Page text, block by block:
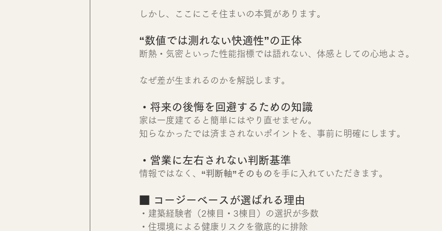
しかし、ここにこそ住まいの本質があります。
“数値では測れない快適性”の正体
断熱・気密といった性能指標では語れない、体感としての心地よさ。
なぜ差が生まれるのかを解説します。
・将来の後悔を回避するための知識
家は一度建てると簡単にはやり直せません。
知らなかったでは済まされないポイントを、事前に明確にします。
・営業に左右されない判断基準
情報ではなく、 “判断軸”そのもの を手に入れていただきます。
■ コージーベースが選ばれる理由
・建築経験者（2棟目・3棟目）の選択が多数
・住環境による健康リスクを徹底的に排除